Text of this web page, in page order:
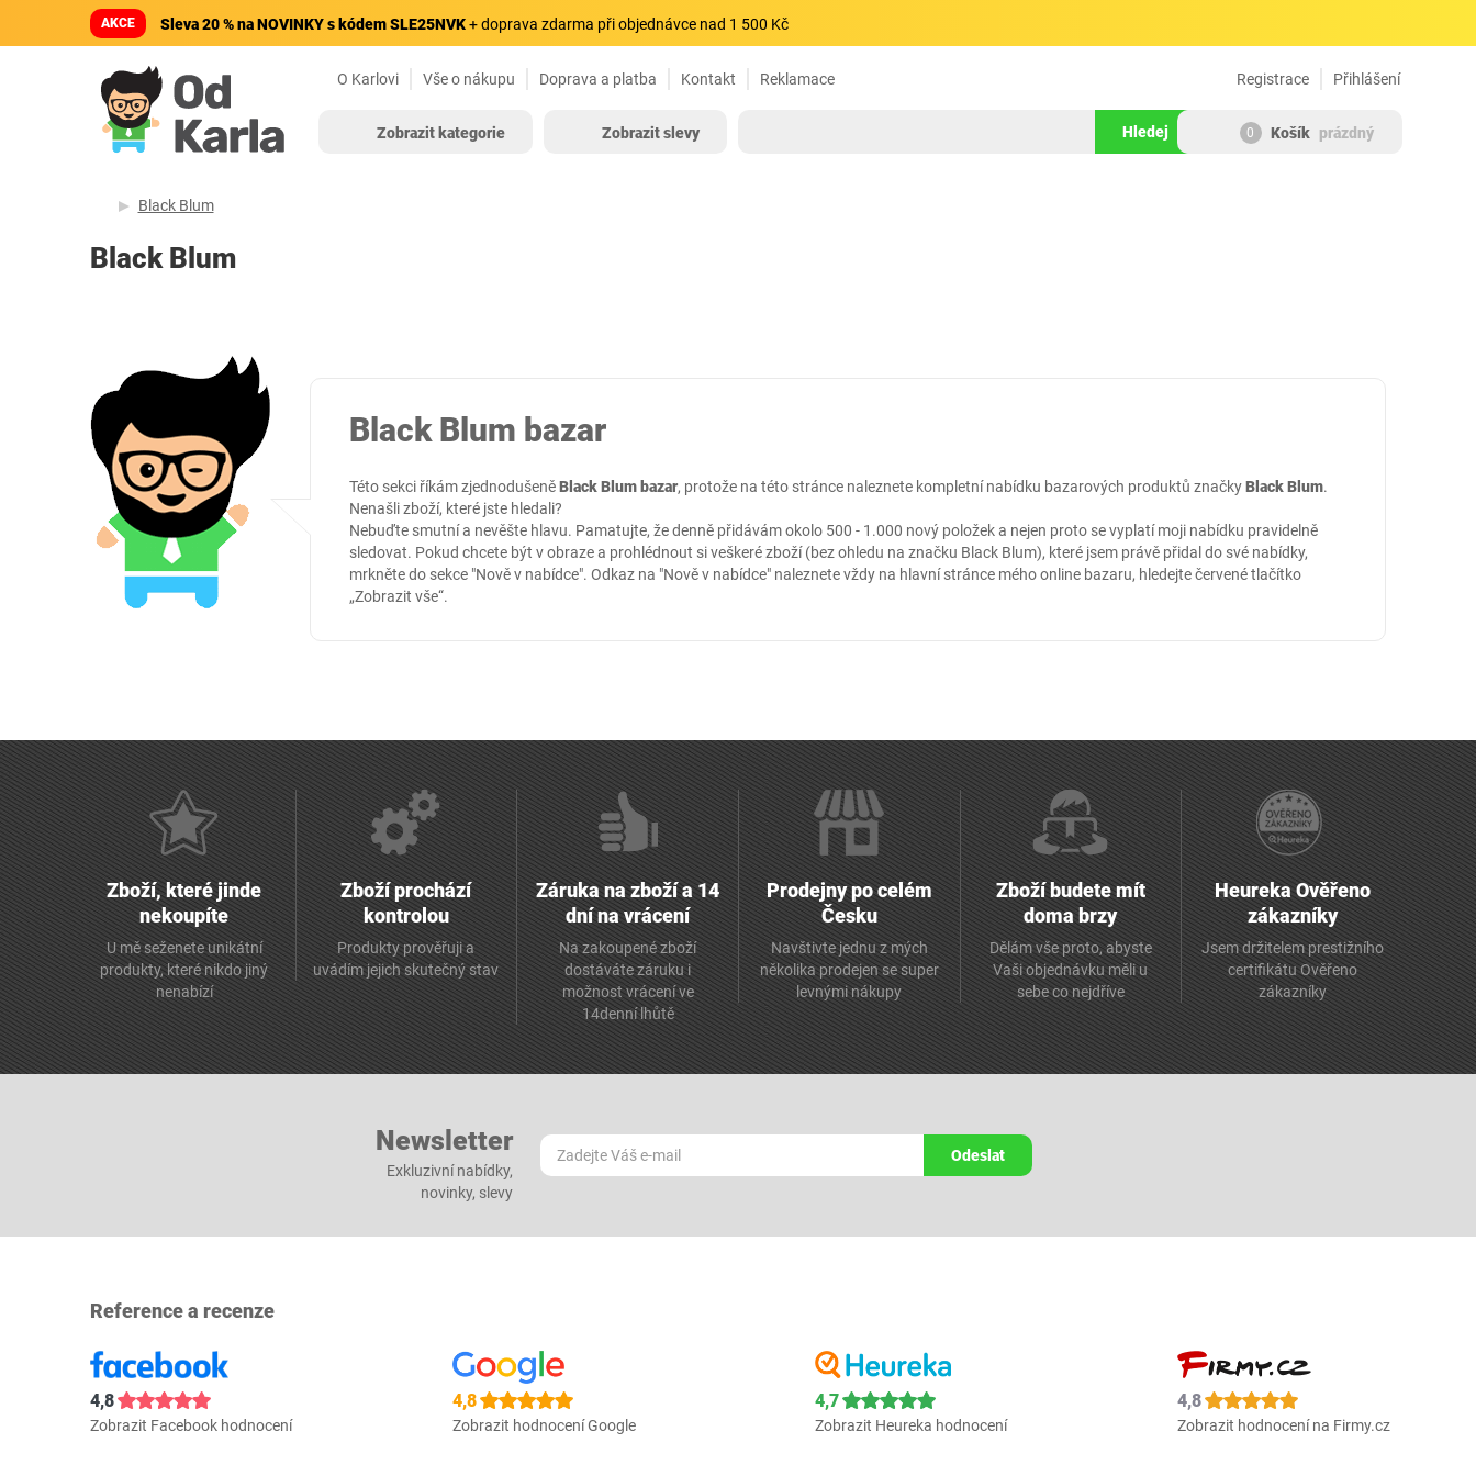
AKCE Sleva 20 % na NOVINKY s kódem SLE25NVK+ doprava zdarma při objednávce nad 1 500 Kč
O Karlovi Vše o nákupu Doprava a platba Kontakt Reklamace Přihlášení
Registrace
Zobrazit kategorie Zobrazit slevy Hledej 0 Košík prázdný
Black Blum
Black Blum
Black Blum bazar
Této sekci říkám zjednodušeněBlack Blum bazar, protože na této stránce naleznete kompletní nabídku bazarových produktů značkyBlack Blum.
Nenašli zboží, které jste hledali?
Nebuďte smutní a nevěšte hlavu. Pamatujte, že denně přidávám okolo 500 - 1.000 nový položek a nejen proto se vyplatí moji nabídku pravidelně
sledovat. Pokud chcete být v obraze a prohlédnout si veškeré zboží (bez ohledu na značku Black Blum), které jsem právě přidal do své nabídky,
mrkněte do sekce "Nově v nabídce". Odkaz na "Nově v nabídce" naleznete vždy na hlavní stránce mého online bazaru, hledejte červené tlačítko
„Zobrazit vše“.
Zboží, které jinde
nekoupíte
U mě seženete unikátní
produkty, které nikdo jiný
nenabízí
Zboží prochází
kontrolou
Produkty prověřuji a
uvádím jejich skutečný stav
Záruka na zboží a 14
dní na vrácení
Na zakoupené zboží
dostáváte záruku i
možnost vrácení ve
14denní lhůtě
Prodejny po celém
Česku
Navštivte jednu z mých
několika prodejen se super
levnými nákupy
Zboží budete mít
doma brzy
Dělám vše proto, abyste
Vaši objednávku měli u
sebe co nejdříve
Heureka Ověřeno
zákazníky
Jsem držitelem prestižního
certifikátu Ověřeno
zákazníky
Newsletter
Exkluzivní nabídky,
novinky, slevy
Odeslat
Reference a recenze
4,8
Zobrazit Facebook hodnocení
4,8
Zobrazit hodnocení Google
4,7
Zobrazit Heureka hodnocení
4,8
Zobrazit hodnocení na Firmy.cz